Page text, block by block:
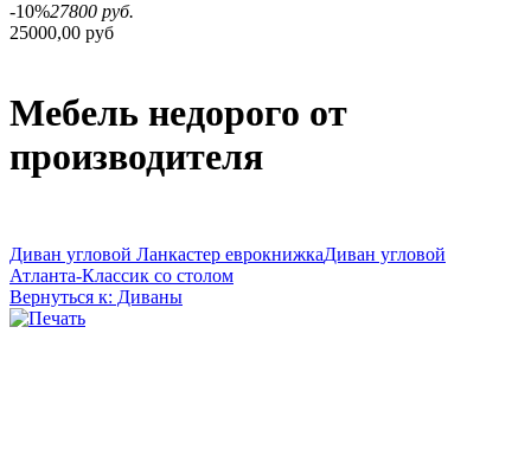
-10%27800 руб.
25000,00 руб
Мебель недорого от
производителя
Диван угловой Ланкастер еврокнижкаДиван угловой
Атланта-Классик со столом
Вернуться к: Диваны